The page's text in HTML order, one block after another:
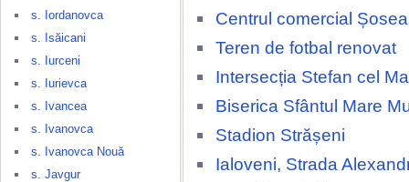
s. Iordanovca
s. Isăicani
s. Iurceni
s. Iurievca
s. Ivancea
s. Ivanovca
s. Ivanovca Nouă
s. Javgur
Centrul comercial
Teren de fotbal renovat
Intersecția Stefan cel
Biserica Sfântul Mare
Stadion Strășeni
Ialoveni, Strada